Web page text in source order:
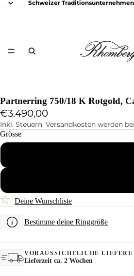
Schweizer
Partnerring 750/18 K Rotgold,
€3.490,00
Inkl. Steuern. Versandkosten werden
Grösse
☆ Deine Wunschliste
Bestimme deine Ringgröße
VORAUSSICHTLICHE
Lieferzeit ca. 2 Wochen